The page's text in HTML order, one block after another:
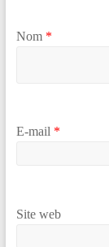
Nom *
E-mail *
Site web